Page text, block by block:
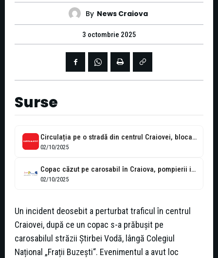
By News Craiova
3 octombrie 2025
Surse
Circulația pe o stradă din centrul Craiovei, blocată de un copac rupt
02/10/2025
Copac căzut pe carosabil în Craiova, pompierii intervin pentru degajarea zonei
02/10/2025
Un incident deosebit a perturbat traficul în centrul
Craiovei, după ce un copac s-a prăbușit pe
carosabilul străzii Știrbei Vodă, lângă Colegiul
Național „Frații Buzești“. Evenimentul a avut loc